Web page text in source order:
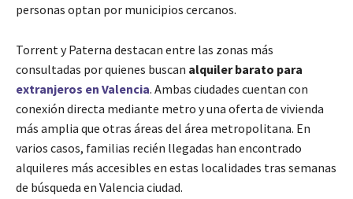
personas optan por municipios cercanos.
Torrent y Paterna destacan entre las zonas más
consultadas por quienes buscan alquiler barato para
extranjeros en Valencia. Ambas ciudades cuentan con
conexión directa mediante metro y una oferta de vivienda
más amplia que otras áreas del área metropolitana. En
varios casos, familias recién llegadas han encontrado
alquileres más accesibles en estas localidades tras semanas
de búsqueda en Valencia ciudad.